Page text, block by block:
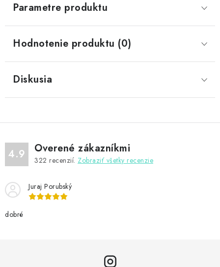
Parametre produktu
Hodnotenie produktu (0)
Diskusia
4.9 Overené zákazníkmi
322 recenzií. Zobraziť všetky recenzie
Juraj Porubský
dobré